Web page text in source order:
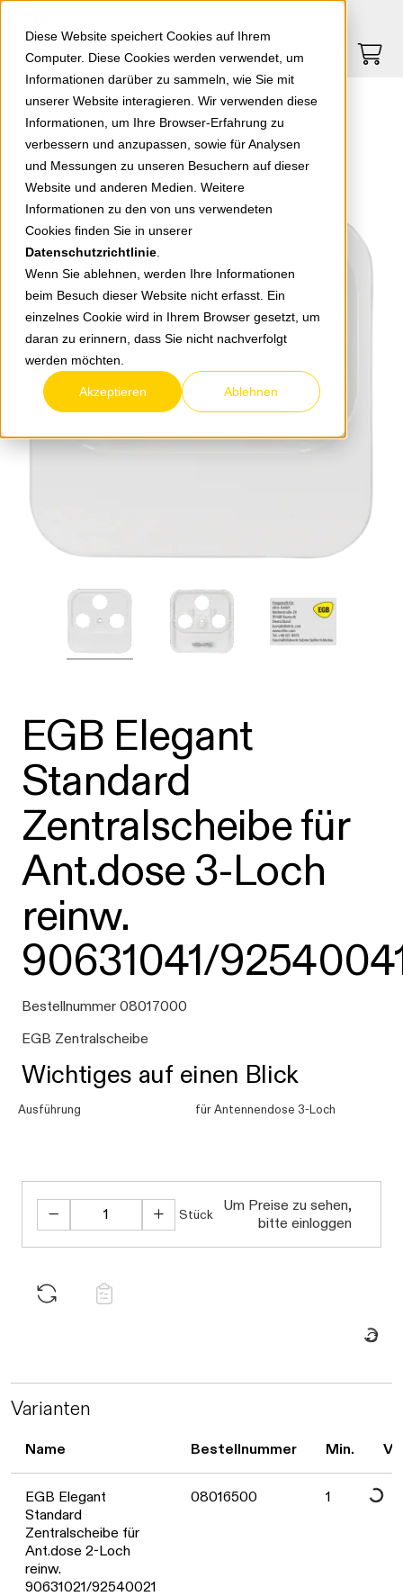
Diese Website speichert Cookies auf Ihrem
Computer. Diese Cookies werden verwendet, um
Informationen darüber zu sammeln, wie Sie mit
unserer Website interagieren. Wir verwenden diese
Informationen, um Ihre Browser-Erfahrung zu
verbessern und anzupassen, sowie für Analysen
und Messungen zu unseren Besuchern auf dieser
Website und anderen Medien. Weitere
Informationen zu den von uns verwendeten
Cookies finden Sie in unserer
Datenschutzrichtlinie
Wenn Sie ablehnen, werden Ihre Informationen
beim Besuch dieser Website nicht erfasst. Ein
einzelnes Cookie wird in Ihrem Browser gesetzt, um
daran zu erinnern, dass Sie nicht nachverfolgt
werden möchten.
Akzeptieren Ablehnen
Springe zu Hauptinhalt Springe zum Footer
0
zurück zur Übersicht
EGB Elegant
Standard
Zentralscheibe für
Ant.dose 3-Loch
reinw.
90631041/
Bestellnummer 08017000
EGB Zentralscheibe
Wichtiges auf einen Blick
Ausführung für Antennendose 3-Loch
Stück
Um Preise zu sehen,
bitte einloggen
Daten
Varianten
Name Bestellnummer Min.
EGB Elegant
Standard
Zentralscheibe für
Ant.dose 2-Loch
reinw.
90631021/92540021
08016500 1 Daten